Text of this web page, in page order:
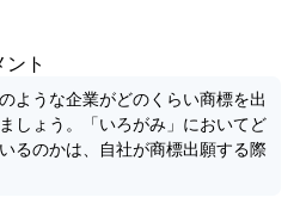
ト
ような企業がどのくらい商標を出
しょう。「いろがみ」においてど
るのかは、自社が商標出願する際